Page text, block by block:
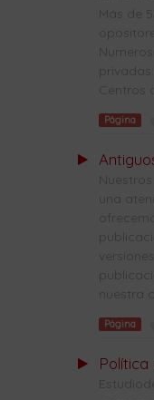
Más de
Centros
Página
una
nuestra
Página
Política